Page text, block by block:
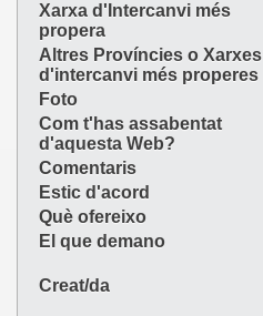
Xarxa d'Intercanvi més
propera
Altres Províncies o Xarxes
d'intercanvi més properes
Foto
Com t'has assabentat
d'aquesta Web?
Comentaris
Estic d'acord
Què ofereixo
El que demano
Creat/da